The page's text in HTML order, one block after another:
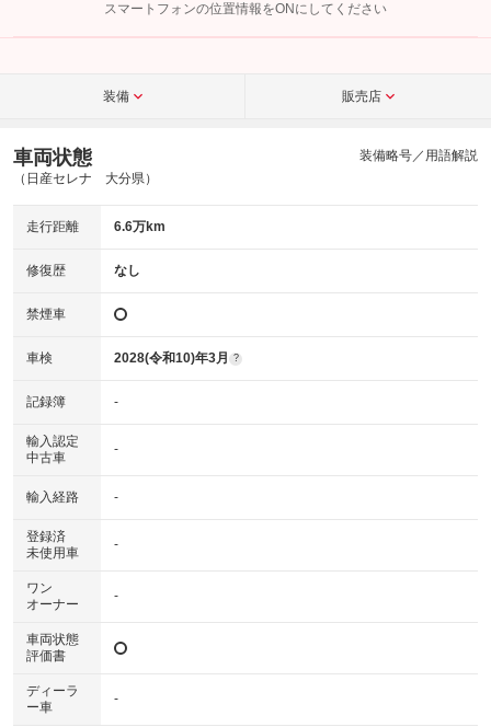
こちら
スマートフォンの位置情報をONにしてください
装備 販売店
車両状態
（日産セレナ 大分県）
装備略号／用語解説
走行距離 6.6万km
修復歴 なし
禁煙車
車検 2028(令和10)年3月 ?
記録簿 -
輸入認定
中古車
-
輸入経路 -
登録済
未使用車
-
ワン
オーナー
-
車両状態
評価書
ディーラ
ー車
-